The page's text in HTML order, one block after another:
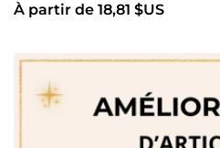
À partir de 18,81 $US